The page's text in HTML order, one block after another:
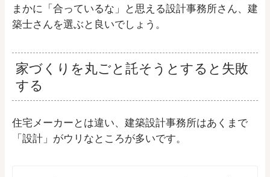
まかに「合っているな」と思える設計事務所さん、建
築士さんを選ぶと良いでしょう。
家づくりを丸ごと託そうとすると失敗
する
住宅メーカーとは違い、建築設計事務所はあくまで
「設計」がウリなところが多いです。